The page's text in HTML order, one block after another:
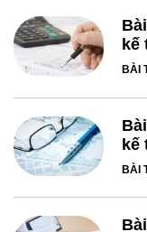
kế
BÀI
kế
BÀI